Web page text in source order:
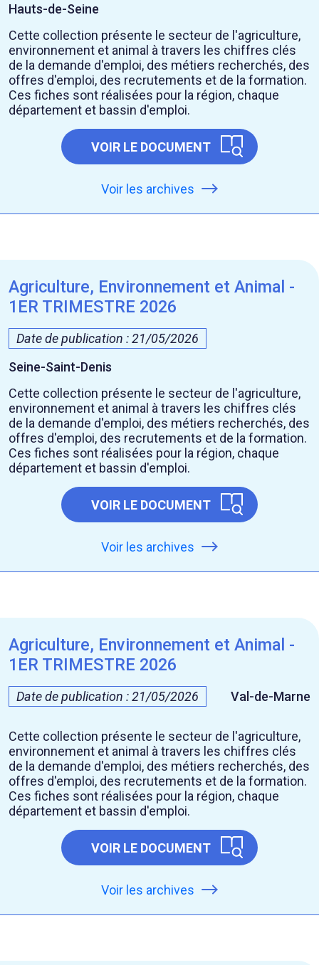
Hauts-de-Seine
Cette collection présente le secteur de l'agriculture,
environnement et animal à travers les chiffres clés
de la demande d'emploi, des métiers recherchés, des
offres d'emploi, des recrutements et de la formation.
Ces fiches sont réalisées pour la région, chaque
département et bassin d'emploi.
VOIR LE DOCUMENT
Voir les archives
Agriculture, Environnement et Animal -
1ER TRIMESTRE 2026
Date de publication : 21/05/2026
Seine-Saint-Denis
Cette collection présente le secteur de l'agriculture,
environnement et animal à travers les chiffres clés
de la demande d'emploi, des métiers recherchés, des
offres d'emploi, des recrutements et de la formation.
Ces fiches sont réalisées pour la région, chaque
département et bassin d'emploi.
VOIR LE DOCUMENT
Voir les archives
Agriculture, Environnement et Animal -
1ER TRIMESTRE 2026
Date de publication : 21/05/2026 Val-de-Marne
Cette collection présente le secteur de l'agriculture,
environnement et animal à travers les chiffres clés
de la demande d'emploi, des métiers recherchés, des
offres d'emploi, des recrutements et de la formation.
Ces fiches sont réalisées pour la région, chaque
département et bassin d'emploi.
VOIR LE DOCUMENT
Voir les archives